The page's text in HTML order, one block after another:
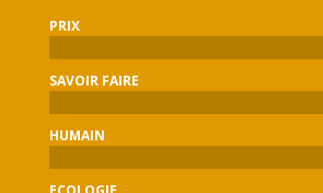
PRIX
SAVOIR FAIRE
HUMAIN